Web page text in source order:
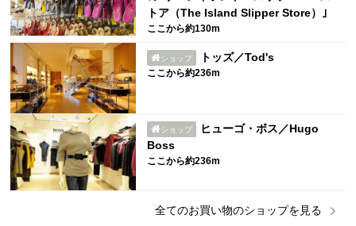
トア（The Island Slipper Store）｣
ここから約130m
ショップ トッズ／Tod's
ここから約236m
ショップ
ヒューゴ・ボス／Hugo
Boss
ここから約236m
全てのお買い物のショップを見る